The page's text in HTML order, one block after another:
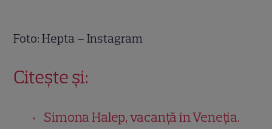
Foto: Hepta – Instagram
Citește și:
Simona Halep, vacanță în Veneția.